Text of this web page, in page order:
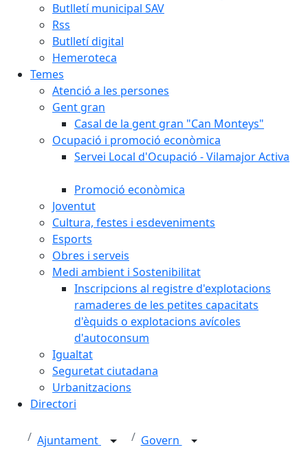
Butlletí municipal SAV
Rss
Butlletí digital
Hemeroteca
Temes
Atenció a les persones
Gent gran
Casal de la gent gran "Can Monteys"
Ocupació i promoció econòmica
Servei Local d'Ocupació - Vilamajor Activa
Promoció econòmica
Joventut
Cultura, festes i esdeveniments
Esports
Obres i serveis
Medi ambient i Sostenibilitat
Inscripcions al registre d'explotacions
ramaderes de les petites capacitats
d'èquids o explotacions avícoles
d'autoconsum
Igualtat
Seguretat ciutadana
Urbanitzacions
Directori
Ajuntament Govern